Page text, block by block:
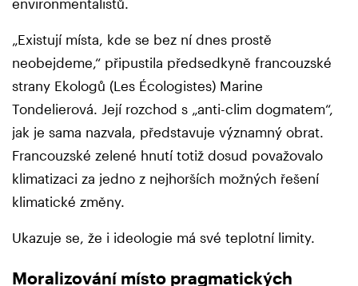
„Existují místa, kde se bez ní dnes prostě
neobejdeme,“ připustila předsedkyně francouzské
strany Ekologů (Les Écologistes) Marine
Tondelierová. Její rozchod s „anti-clim dogmatem“,
jak je sama nazvala, představuje významný obrat.
Francouzské zelené hnutí totiž dosud považovalo
klimatizaci za jedno z nejhorších možných řešení
klimatické změny.
Ukazuje se, že i ideologie má své teplotní limity.
Moralizování místo pragmatických